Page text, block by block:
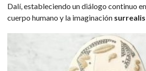
Dalí, estableciendo un diálogo continuo
cuerpo humano y la imaginación